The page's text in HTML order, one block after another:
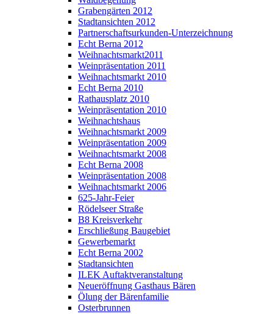
Grabengärten 2012
Stadtansichten 2012
Partnerschaftsurkunden-Unterzeichnung
Echt Berna 2012
Weihnachtsmarkt2011
Weinpräsentation 2011
Weihnachtsmarkt 2010
Echt Berna 2010
Rathausplatz 2010
Weinpräsentation 2010
Weihnachtshaus
Weihnachtsmarkt 2009
Weinpräsentation 2009
Weihnachtsmarkt 2008
Echt Berna 2008
Weinpräsentation 2008
Weihnachtsmarkt 2006
625-Jahr-Feier
Rödelseer Straße
B8 Kreisverkehr
Erschließung Baugebiet
Gewerbemarkt
Echt Berna 2002
Stadtansichten
ILEK Auftaktveranstaltung
Neueröffnung Gasthaus Bären
Ölung der Bärenfamilie
Osterbrunnen